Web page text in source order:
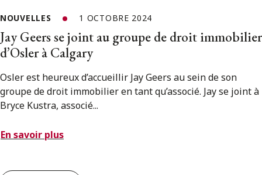
NOUVELLES 1 OCTOBRE 2024
Jay Geers se joint au groupe de droit immobilier
d’Osler à Calgary
Osler est heureux d’accueillir Jay Geers au sein de son
groupe de droit immobilier en tant qu’associé. Jay se joint à
Bryce Kustra, associé...
En savoir plus